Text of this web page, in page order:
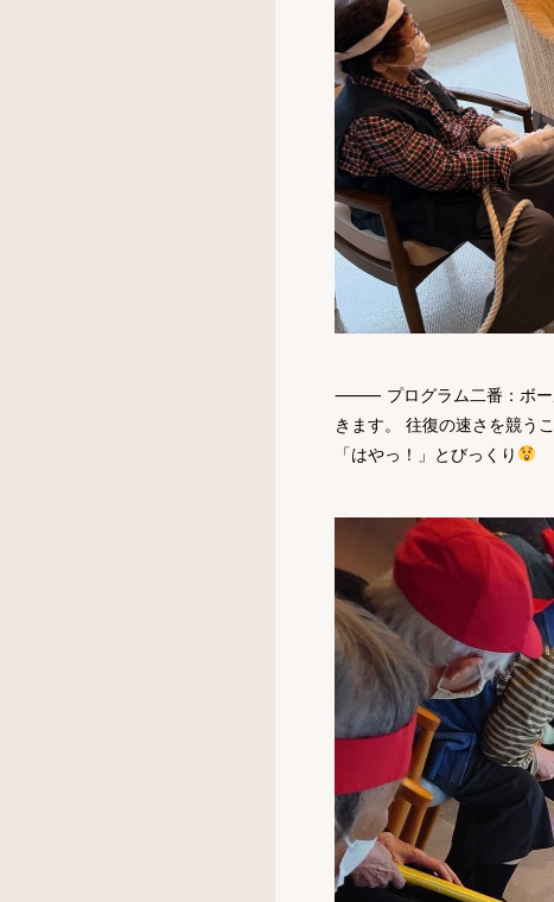
⸻ プログラム二番：ボール
きます。 往復の速さを競う
「はやっ！」とびっくり